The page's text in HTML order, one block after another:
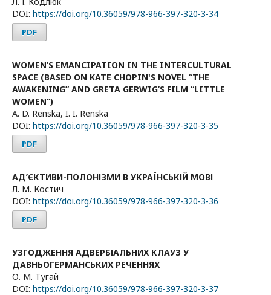
DOI: https://doi.org/10.36059/978-966-397-320-3-34
PDF
WOMEN’S EMANCIPATION IN THE INTERCULTURAL
SPACE (BASED ON KATE CHOPIN'S NOVEL “THE
AWAKENING” AND GRETA GERWIG’S FILM “LITTLE
WOMEN”)
A. D. Renska, I. I. Renska
DOI: https://doi.org/10.36059/978-966-397-320-3-35
PDF
АД’ЄКТИВИ-ПОЛОНІЗМИ В УКРАЇНСЬКІЙ МОВІ
Л. М. Костич
DOI: https://doi.org/10.36059/978-966-397-320-3-36
PDF
УЗГОДЖЕННЯ АДВЕРБІАЛЬНИХ КЛАУЗ У
ДАВНЬОГЕРМАНСЬКИХ РЕЧЕННЯХ
О. М. Тугай
DOI: https://doi.org/10.36059/978-966-397-320-3-37